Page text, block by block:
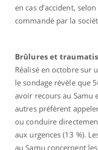
en cas d’accident,
commandé par la
Brûlures et
Réalisé en octobre sur
le sondage révèle que
avoir recours au Samu
autres préfèrent
ou conduire
aux urgences (13 %).
au Samu concernent